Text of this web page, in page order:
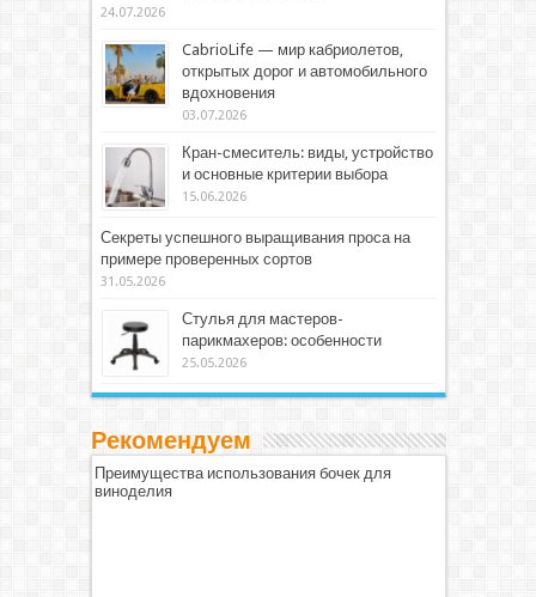
24.07.2026
CabrioLife — мир кабриолетов,
открытых дорог и автомобильного
вдохновения
03.07.2026
Кран-смеситель: виды, устройство
и основные критерии выбора
15.06.2026
Секреты успешного выращивания проса на
примере проверенных сортов
31.05.2026
Стулья для мастеров-
парикмахеров: особенности
25.05.2026
Рекомендуем
Преимущества использования бочек для
виноделия